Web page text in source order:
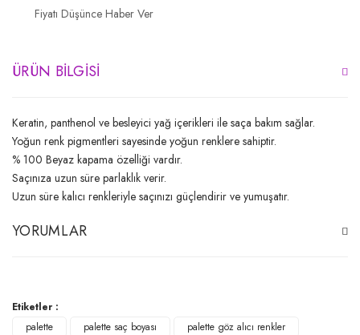
Fiyatı Düşünce Haber Ver
ÜRÜN BILGISI
Keratin, panthenol ve besleyici yağ içerikleri ile saça bakım sağlar.
Yoğun renk pigmentleri sayesinde yoğun renklere sahiptir.
% 100 Beyaz kapama özelliği vardır.
Saçınıza uzun süre parlaklık verir.
Uzun süre kalıcı renkleriyle saçınızı güçlendirir ve yumuşatır.
YORUMLAR
Etiketler :
palette
palette saç boyası
palette göz alıcı renkler